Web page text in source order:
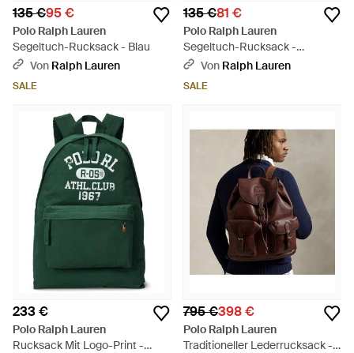
135 €95 €
Polo Ralph Lauren
Segeltuch-Rucksack - Blau
Von Ralph Lauren
SALE
135 €81 €
Polo Ralph Lauren
Segeltuch-Rucksack -
Schwarz
Von Ralph Lauren
SALE
233 €
Polo Ralph Lauren
Rucksack Mit Logo-Print -
795 €398 €
Polo Ralph Lauren
Traditioneller Lederrucksack -